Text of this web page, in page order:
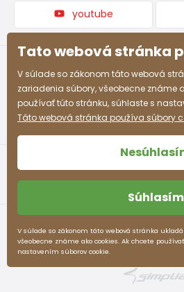
youtube
pidilidi.sk © 2026.
Tato webová stránka
V súlade so zákonom táto webová
zariadenia súbory, všeobecne známe
používať túto stránku, súhlaste s
Táto webová stránka používa súbory
Súhlasím
V súlade so zákonom táto webová stránka
všeobecne známe ako cookies. Ak chcete
nastavením súborov cookie.